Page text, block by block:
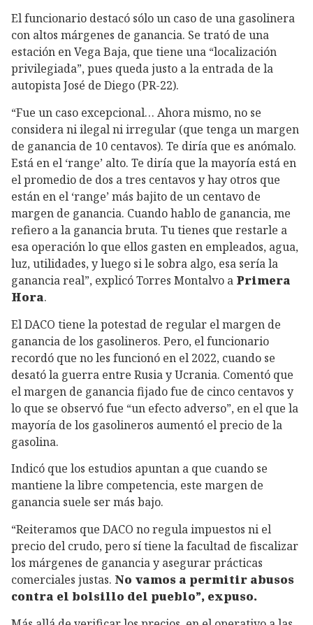
El funcionario destacó sólo un caso de una gasolinera
con altos márgenes de ganancia. Se trató de una
estación en Vega Baja, que tiene una “localización
privilegiada”, pues queda justo a la entrada de la
autopista José de Diego (PR-22).
“Fue un caso excepcional… Ahora mismo, no se
considera ni ilegal ni irregular (que tenga un margen
de ganancia de 10 centavos). Te diría que es anómalo.
Está en el ‘range’ alto. Te diría que la mayoría está en
el promedio de dos a tres centavos y hay otros que
están en el ‘range’ más bajito de un centavo de
margen de ganancia. Cuando hablo de ganancia, me
refiero a la ganancia bruta. Tu tienes que restarle a
esa operación lo que ellos gasten en empleados, agua,
luz, utilidades, y luego si le sobra algo, esa sería la
ganancia real”, explicó Torres Montalvo a Primera
Hora.
El DACO tiene la potestad de regular el margen de
ganancia de los gasolineros. Pero, el funcionario
recordó que no les funcionó en el 2022, cuando se
desató la guerra entre Rusia y Ucrania. Comentó que
el margen de ganancia fijado fue de cinco centavos y
lo que se observó fue “un efecto adverso”, en el que la
mayoría de los gasolineros aumentó el precio de la
gasolina.
Indicó que los estudios apuntan a que cuando se
mantiene la libre competencia, este margen de
ganancia suele ser más bajo.
“Reiteramos que DACO no regula impuestos ni el
precio del crudo, pero sí tiene la facultad de fiscalizar
los márgenes de ganancia y asegurar prácticas
comerciales justas. No vamos a permitir abusos
contra el bolsillo del pueblo”, expuso.